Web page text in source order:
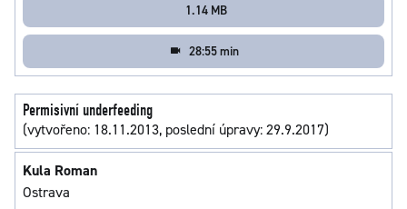
1.14 MB
28:55 min
Permisivní underfeeding
(vytvořeno: 18.11.2013, poslední úpravy: 29.9.2017)
Kula Roman
Ostrava